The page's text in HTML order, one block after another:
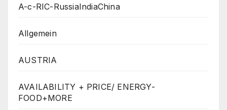
A-c-RIC-RussiaIndiaChina
Allgemein
AUSTRIA
AVAILABILITY + PRICE/ ENERGY-
FOOD+MORE